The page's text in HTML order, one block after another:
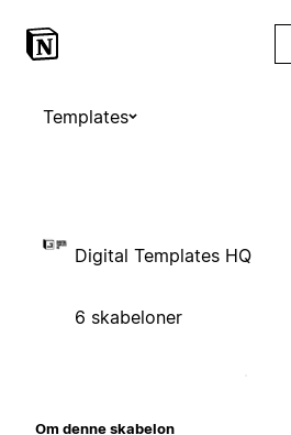
Templates
Digital Templates HQ
6 skabeloner
Om denne skabelon